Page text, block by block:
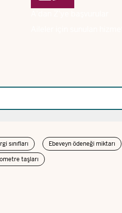
sınıfları Ebeveyn ödeneği miktarı
taşları